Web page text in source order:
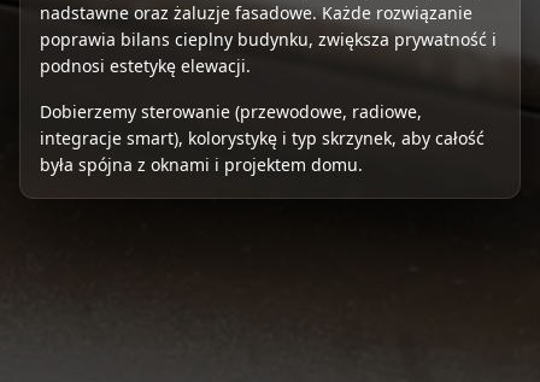
nadstawne oraz żaluzje fasadowe. Każde rozwiązanie
poprawia bilans cieplny budynku, zwiększa prywatność i
podnosi estetykę elewacji.
Dobierzemy sterowanie (przewodowe, radiowe,
integracje smart), kolorystykę i typ skrzynek, aby całość
była spójna z oknami i projektem domu.